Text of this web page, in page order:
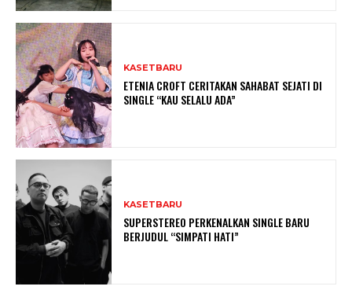
KASETBARU
ETENIA CROFT CERITAKAN SAHABAT SEJATI DI
SINGLE “KAU SELALU ADA”
KASETBARU
SUPERSTEREO PERKENALKAN SINGLE BARU
BERJUDUL “SIMPATI HATI”